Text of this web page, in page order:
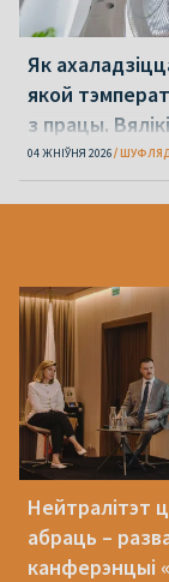
Як
якой
з працы.
перажыць
04 ЖНІЎНЯ 2026
Нейтралітэт
абраць –
канферэнцыі